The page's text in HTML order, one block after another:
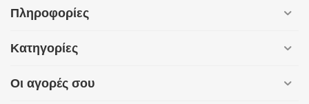
Πληροφορίες
Κατηγορίες
Οι αγορές σου